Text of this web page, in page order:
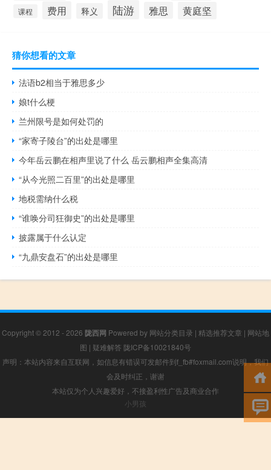
课程 费用 释义 陆游 雅思 黄庭坚
猜你想看的文章
法语b2相当于雅思多少
娘t什么梗
兰州限号是如何处罚的
“家寄子陵台”的出处是哪里
今年岳云鹏在相声里说了什么 岳云鹏相声全集高清
“从今光照二百里”的出处是哪里
地税需纳什么税
“谁唤分司狂御史”的出处是哪里
披露属于什么认定
“九鼎安盘石”的出处是哪里
Copyright © 2012 - 2026 陇西网 Powered by 网站分类目录 | 精选推荐文章 | 网站地
图 | 疑难解答 陇ICP备10021840号
声明：本站内容来自互联网，如信息有错误可发邮件到f_fb#foxmail.com说明，我们
会及时纠正，谢谢
本站仅为个人兴趣爱好，不接盈利性广告及商业合作
小男孩